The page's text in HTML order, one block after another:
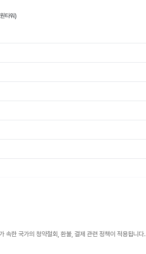
타워)
속한 국가의 청약철회, 환불, 결제 관련 정책이 적용됩니다.